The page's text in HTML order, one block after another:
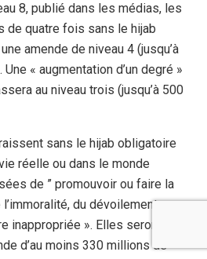
8, publié dans les médias, les
de quatre fois sans le hijab
amende de niveau 4 (jusqu’à
« augmentation d’un degré »
au niveau trois (jusqu’à 500
sans le hijab obligatoire
réelle ou dans le monde
de ” promouvoir ou faire la
du dévoilement ou
inappropriée ». Elles seront
d’au moins 330 millions de